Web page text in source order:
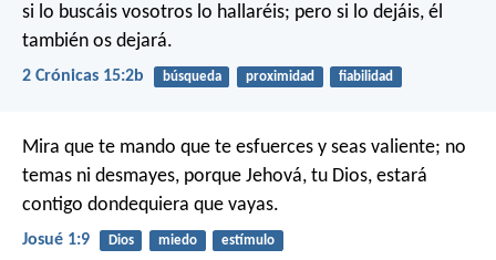
si lo buscáis vosotros lo hallaréis; pero si lo dejáis, él
también os dejará.
2 Crónicas 15:2b búsqueda proximidad fiabilidad
Mira que te mando que te esfuerces y seas valiente; no
temas ni desmayes, porque Jehová, tu Dios, estará
contigo dondequiera que vayas.
Josué 1:9 Dios miedo estímulo